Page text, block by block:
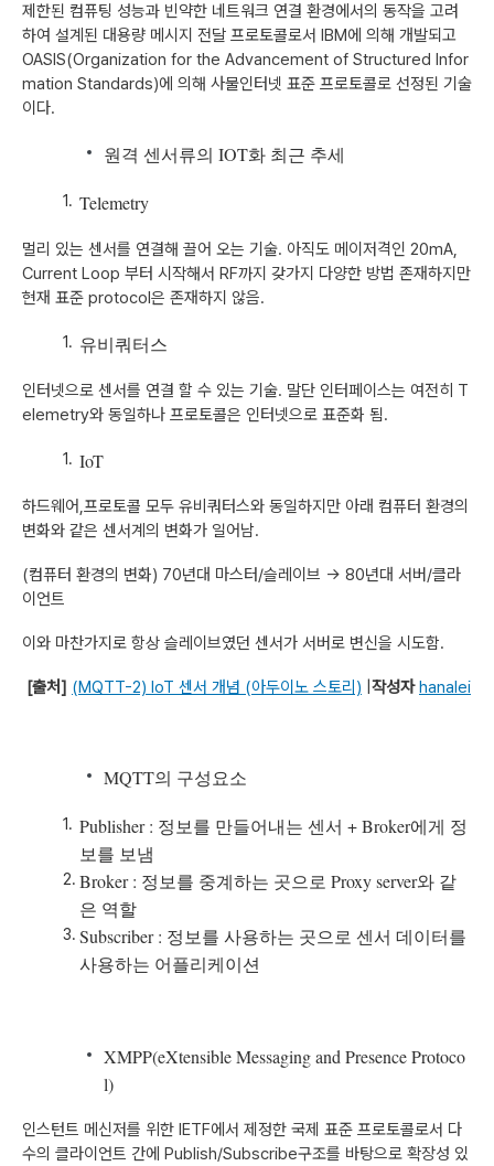
제한된 컴퓨팅 성능과 빈약한 네트워크 연결 환경에서의 동작을 고려
하여 설계된 대용량 메시지 전달 프로토콜로서 IBM에 의해 개발되고
OASIS(Organization for the Advancement of Structured Infor
mation Standards)에 의해 사물인터넷 표준 프로토콜로 선정된 기술
이다.
원격 센서류의 IOT화 최근 추세
Telemetry
멀리 있는 센서를 연결해 끌어 오는 기술. 아직도 메이저격인 20mA,
Current Loop 부터 시작해서 RF까지 갖가지 다양한 방법 존재하지만
현재 표준 protocol은 존재하지 않음.
유비쿼터스
인터넷으로 센서를 연결 할 수 있는 기술. 말단 인터페이스는 여전히 T
elemetry와 동일하나 프로토콜은 인터넷으로 표준화 됨.
IoT
하드웨어,프로토콜 모두 유비쿼터스와 동일하지만 아래 컴퓨터 환경의
변화와 같은 센서계의 변화가 일어남.
(컴퓨터 환경의 변화) 70년대 마스터/슬레이브 -> 80년대 서버/클라
이언트
이와 마찬가지로 항상 슬레이브였던 센서가 서버로 변신을 시도함.
[출처] (MQTT-2) IoT 센서 개념 (아두이노 스토리) 작성자 hanalei
MQTT의 구성요소
Publisher : 정보를 만들어내는 센서 + Broker에게 정
보를 보냄
Broker : 정보를 중계하는 곳으로 Proxy server와 같
은 역할
Subscriber : 정보를 사용하는 곳으로 센서 데이터를
사용하는 어플리케이션
XMPP(eXtensible Messaging and Presence Protoco
l)
인스턴트 메신저를 위한 IETF에서 제정한 국제 표준 프로토콜로서 다
수의 클라이언트 간에 Publish/Subscribe구조를 바탕으로 확장성 있